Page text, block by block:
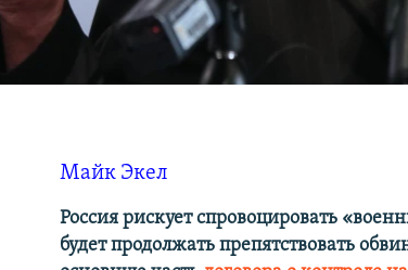
Майк Экел
Россия рискует спровоцировать
будет продолжать препятствовать